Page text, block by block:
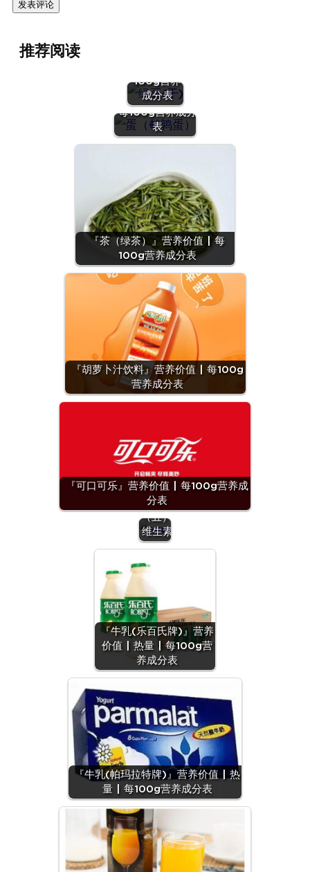
推荐阅读
100g营养
成分表
『蛋（鹌鹑
蛋）』营养价值 |
每100g营养成分
表
『茶（绿茶）』营养价值 | 每
100g营养成分表
『胡萝卜汁饮料』营养价值 | 每100g
营养成分表
『可口可乐』营养价值 | 每100g营养成
分表
营养
（五）：
维生素
『牛乳(乐百氏牌)』营养
价值 | 热量 | 每100g营
养成分表
『牛乳(帕玛拉特牌)』营养价值 | 热
量 | 每100g营养成分表